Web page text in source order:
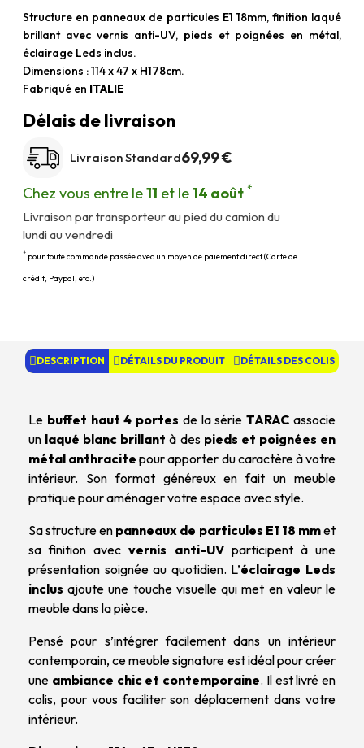
Structure en panneaux de particules E1 18mm, finition laqué
brillant avec vernis anti-UV, pieds et poignées en métal,
éclairage Leds inclus.
Dimensions : 114 x 47 x H178cm.
Fabriqué en ITALIE
Délais de livraison
Livraison Standard69,99 €
Chez vous entre le11 et le14 août *
Livraison par transporteur au pied du camion du
lundi au vendredi
* pour toute commande passée avec un moyen de paiement direct (Carte de
crédit, Paypal, etc.)
DESCRIPTION DÉTAILS DU PRODUIT DÉTAILS DES COLIS
Le buffet haut 4 portes de la sérieTARAC associe
un laqué blanc brillant à des pieds et poignées en
métal anthracite pour apporter du caractère à votre
intérieur. Son format généreux en fait un meuble
pratique pour aménager votre espace avec style.
Sa structure en panneaux de particules E1 18 mmet
sa finition avecvernis anti-UVparticipent à une
présentation soignée au quotidien. L’éclairage Leds
inclus ajoute une touche visuelle qui met en valeur le
meuble dans la pièce.
Pensé pour s’intégrer facilement dans un intérieur
contemporain, ce meuble signature est idéal pour créer
une ambiance chic et contemporaine. Il est livré en
colis, pour vous faciliter son déplacement dans votre
intérieur.